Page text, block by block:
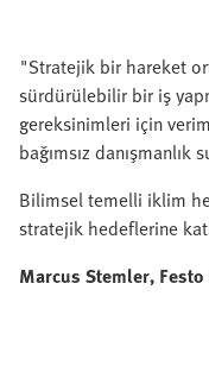
"Stratejik bir hareket
sürdürülebilir bir iş
gereksinimleri için
bağımsız
Bilimsel temelli iklim
stratejik hedeflerine
Marcus Stemler,